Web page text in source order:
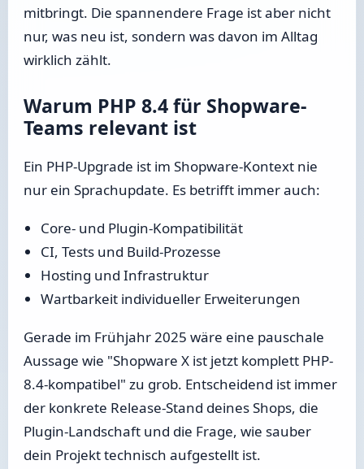
mitbringt. Die spannendere Frage ist aber nicht
nur, was neu ist, sondern was davon im Alltag
wirklich zählt.
Warum PHP 8.4 für Shopware-
Teams relevant ist
Ein PHP-Upgrade ist im Shopware-Kontext nie
nur ein Sprachupdate. Es betrifft immer auch:
Core- und Plugin-Kompatibilität
CI, Tests und Build-Prozesse
Hosting und Infrastruktur
Wartbarkeit individueller Erweiterungen
Gerade im Frühjahr 2025 wäre eine pauschale
Aussage wie "Shopware X ist jetzt komplett PHP-
8.4-kompatibel" zu grob. Entscheidend ist immer
der konkrete Release-Stand deines Shops, die
Plugin-Landschaft und die Frage, wie sauber
dein Projekt technisch aufgestellt ist.